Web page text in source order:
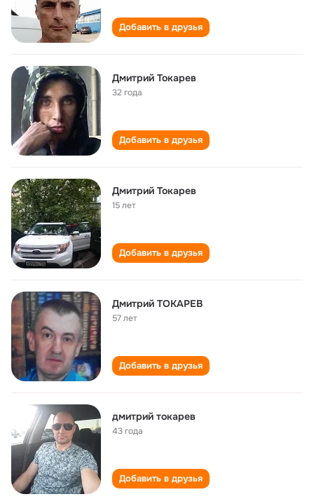
Добавить в друзья
Дмитрий Токарев
32 года
Добавить в друзья
Дмитрий Токарев
15 лет
Добавить в друзья
Дмитрий ТОКАРЕВ
57 лет
Добавить в друзья
дмитрий токарев
43 года
Добавить в друзья